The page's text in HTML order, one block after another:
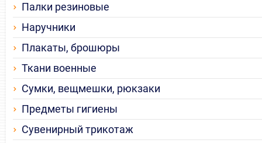
Палки резиновые
Наручники
Плакаты, брошюры
Ткани военные
Сумки, вещмешки, рюкзаки
Предметы гигиены
Сувенирный трикотаж